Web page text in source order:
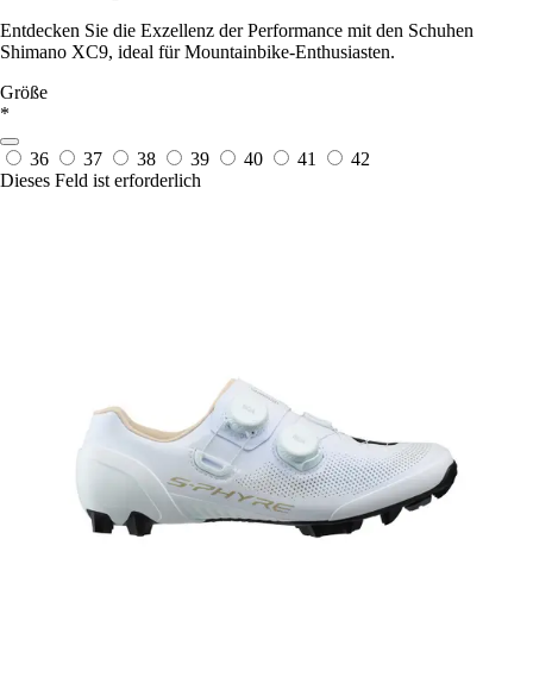
Entdecken Sie die Exzellenz der Performance mit den Schuhen
Shimano XC9, ideal für Mountainbike-Enthusiasten.
Größe
*
36 37 38 39 40 41
42
Dieses Feld ist erforderlich